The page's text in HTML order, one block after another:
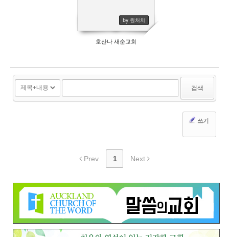
by 원처치
호산나 새순교회
검색
쓰기
Prev 1 Next